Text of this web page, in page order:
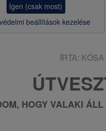
Igen (csak most)
beállítások kezelése
ÍRTA:
HOGY VALAKI